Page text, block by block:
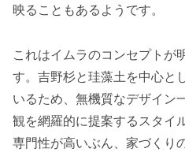
映ることもあるようです。
これはイムラのコンセプトが
す。吉野杉と珪藻土を中心と
いるため、無機質なデザイン
観を網羅的に提案するスタイ
専門性が高いぶん、家づくり